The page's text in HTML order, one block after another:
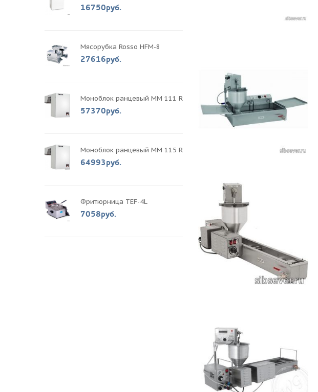
16750руб.
Мясорубка Rosso HFM-8
27616руб.
Моноблок ранцевый MM 111 R
57370руб.
Моноблок ранцевый MM 115 R
64993руб.
Фритюрница TEF-4L
7058руб.